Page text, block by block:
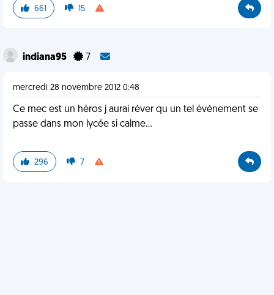
661 15
indiana95 7
mercredi 28 novembre 2012 0:48
Ce mec est un héros j aurai réver qu un tel événement se
passe dans mon lycée si calme...
296 7